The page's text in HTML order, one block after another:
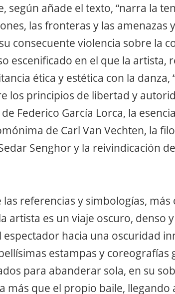
según añade el texto, “narra la
las fronteras y las amenazas
consecuente violencia sobre la
escenificado en el que la artista,
ética y estética con la danza,
los principios de libertad y
de Federico García Lorca, la
de Carl Van Vechten, la
Senghor y la reivindicación
las referencias y simbologías,
artista es un viaje oscuro, denso
hacia una oscuridad
estampas y coreografías
para abanderar sola, en su
más que el propio baile,